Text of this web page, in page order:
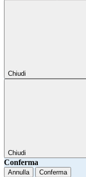
Chiudi
Chiudi
Conferma
Annulla Conferma